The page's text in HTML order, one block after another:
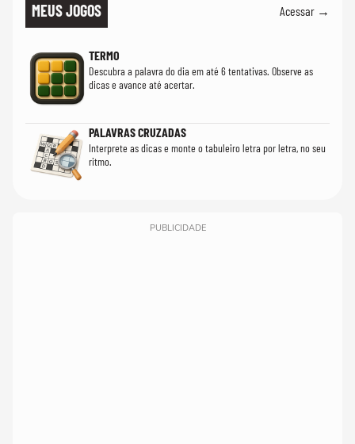
MEUS JOGOS Acessar →
TERMO
Descubra a palavra do dia em até 6 tentativas. Observe as
dicas e avance até acertar.
PALAVRAS CRUZADAS
Interprete as dicas e monte o tabuleiro letra por letra, no seu
ritmo.
PUBLICIDADE